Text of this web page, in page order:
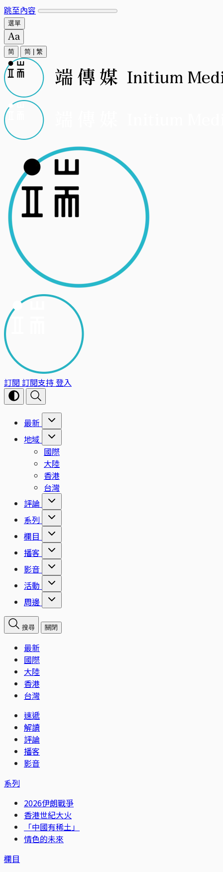
跳至內容
選單
简 简 繁
訂閱 訂閱支持登入
最新
地域
國際
大陸
香港
台灣
評論
系列
欄目
播客
影音
活動
周邊
搜尋 關閉
最新
國際
大陸
香港
台灣
速遞
解讀
評論
播客
影音
系列
2026伊朗戰爭
香港世紀大火
「中國有稀土」
情色的未來
欄目